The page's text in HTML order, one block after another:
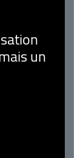
un